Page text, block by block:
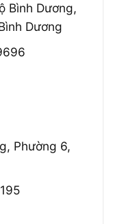
Bình Dương,
Dương
Phường 6,